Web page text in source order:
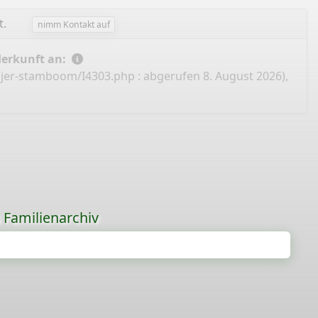
nimm Kontakt auf
an:
stamboom/I4303.php : abgerufen 8. August 2026),